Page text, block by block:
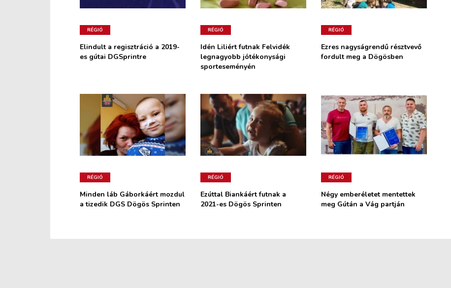
RÉGIÓ
Elindult a regisztráció a 2019-
es gútai DGSprintre
RÉGIÓ
Idén Liliért futnak Felvidék
legnagyobb jótékonysági
sporteseményén
RÉGIÓ
Ezres nagyságrendű résztvevő
fordult meg a Dögösben
RÉGIÓ
Minden láb Gáborkáért mozdul
a tizedik DGS Dögös Sprinten
RÉGIÓ
Ezúttal Biankáért futnak a
2021-es Dögös Sprinten
RÉGIÓ
Négy emberéletet mentettek
meg Gútán a Vág partján